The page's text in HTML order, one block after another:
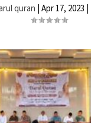
quran | Apr 17, 2023 |